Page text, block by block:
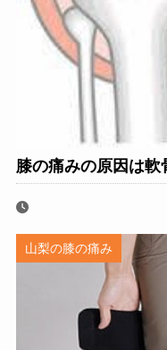
膝の痛みの原因は
山梨の膝の痛み